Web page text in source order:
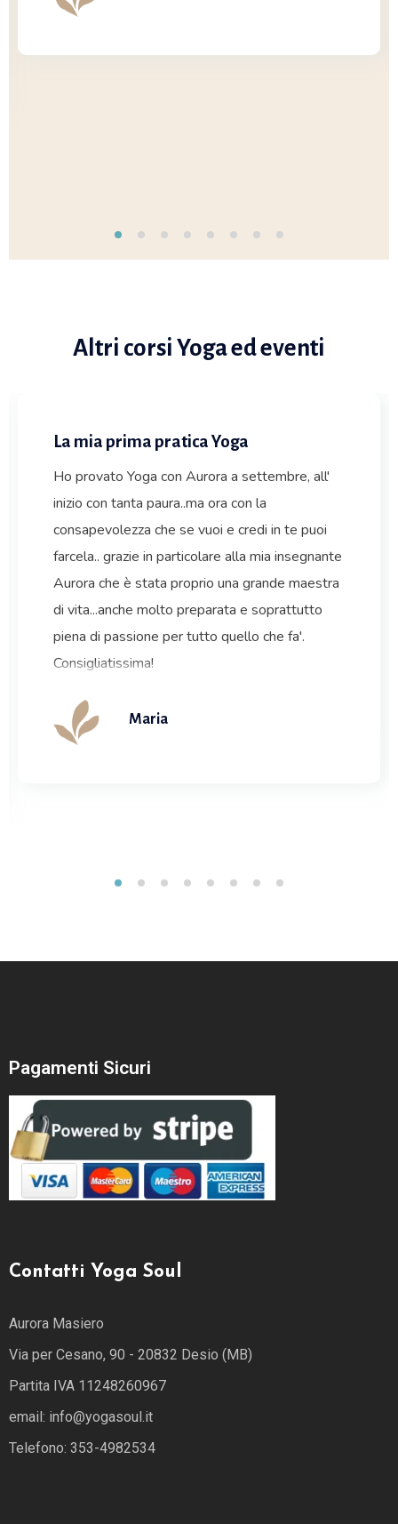
Altri corsi Yoga ed eventi
La mia prima pratica Yoga
Ho provato Yoga con Aurora a settembre, all'
inizio con tanta paura..ma ora con la
consapevolezza che se vuoi e credi in te puoi
farcela.. grazie in particolare alla mia insegnante
Aurora che è stata proprio una grande maestra
di vita...anche molto preparata e soprattutto
piena di passione per tutto quello che fa'.
Consigliatissima!
Maria
Pagamenti Sicuri
Contatti Yoga Soul
Aurora Masiero
Via per Cesano, 90 - 20832 Desio (MB)
Partita IVA 11248260967
email: info@yogasoul.it
Telefono: 353-4982534